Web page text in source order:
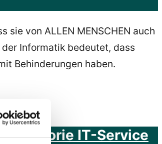
von ALLEN MENSCHEN auch
Informatik bedeutet, dass
Behinderungen haben.
IT-Service